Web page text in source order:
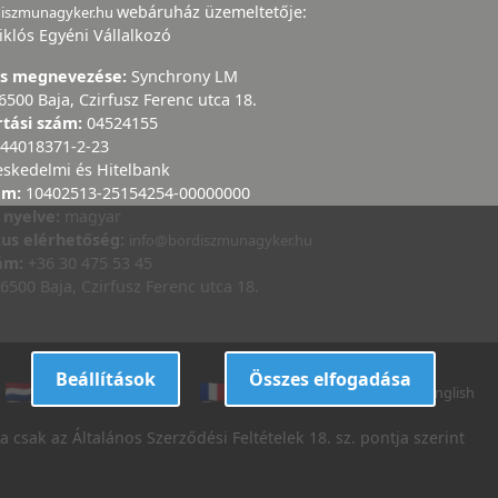
webáruház üzemeltetője:
Egyéni Vállalkozó
megnevezése: Synchrony LM
6500 Baja, Czirfusz Ferenc utca 18.
szám: 04524155
44018371-2-23
és Hitelbank
10402513-25154254-00000000
magyar
elérhetőség:
info@bordiszmunagyker.hu
+36 30 475 53 45
6500 Baja, Czirfusz Ferenc utca 18.
dutch danish french italian english
az Általános Szerződési Feltételek 18. sz. pontja szerint
Beállítások Összes elfogadása